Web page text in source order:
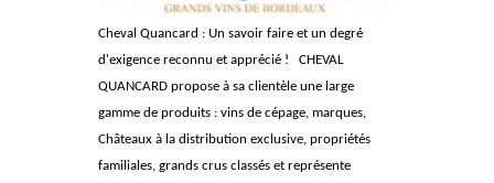
Cheval Quancard : Un savoir faire et un degré
d'exigence reconnu et apprécié ! CHEVAL
QUANCARD propose à sa clientèle une large
gamme de produits : vins de cépage, marques,
Châteaux à la distribution exclusive, propriétés
familiales, grands crus classés et représente